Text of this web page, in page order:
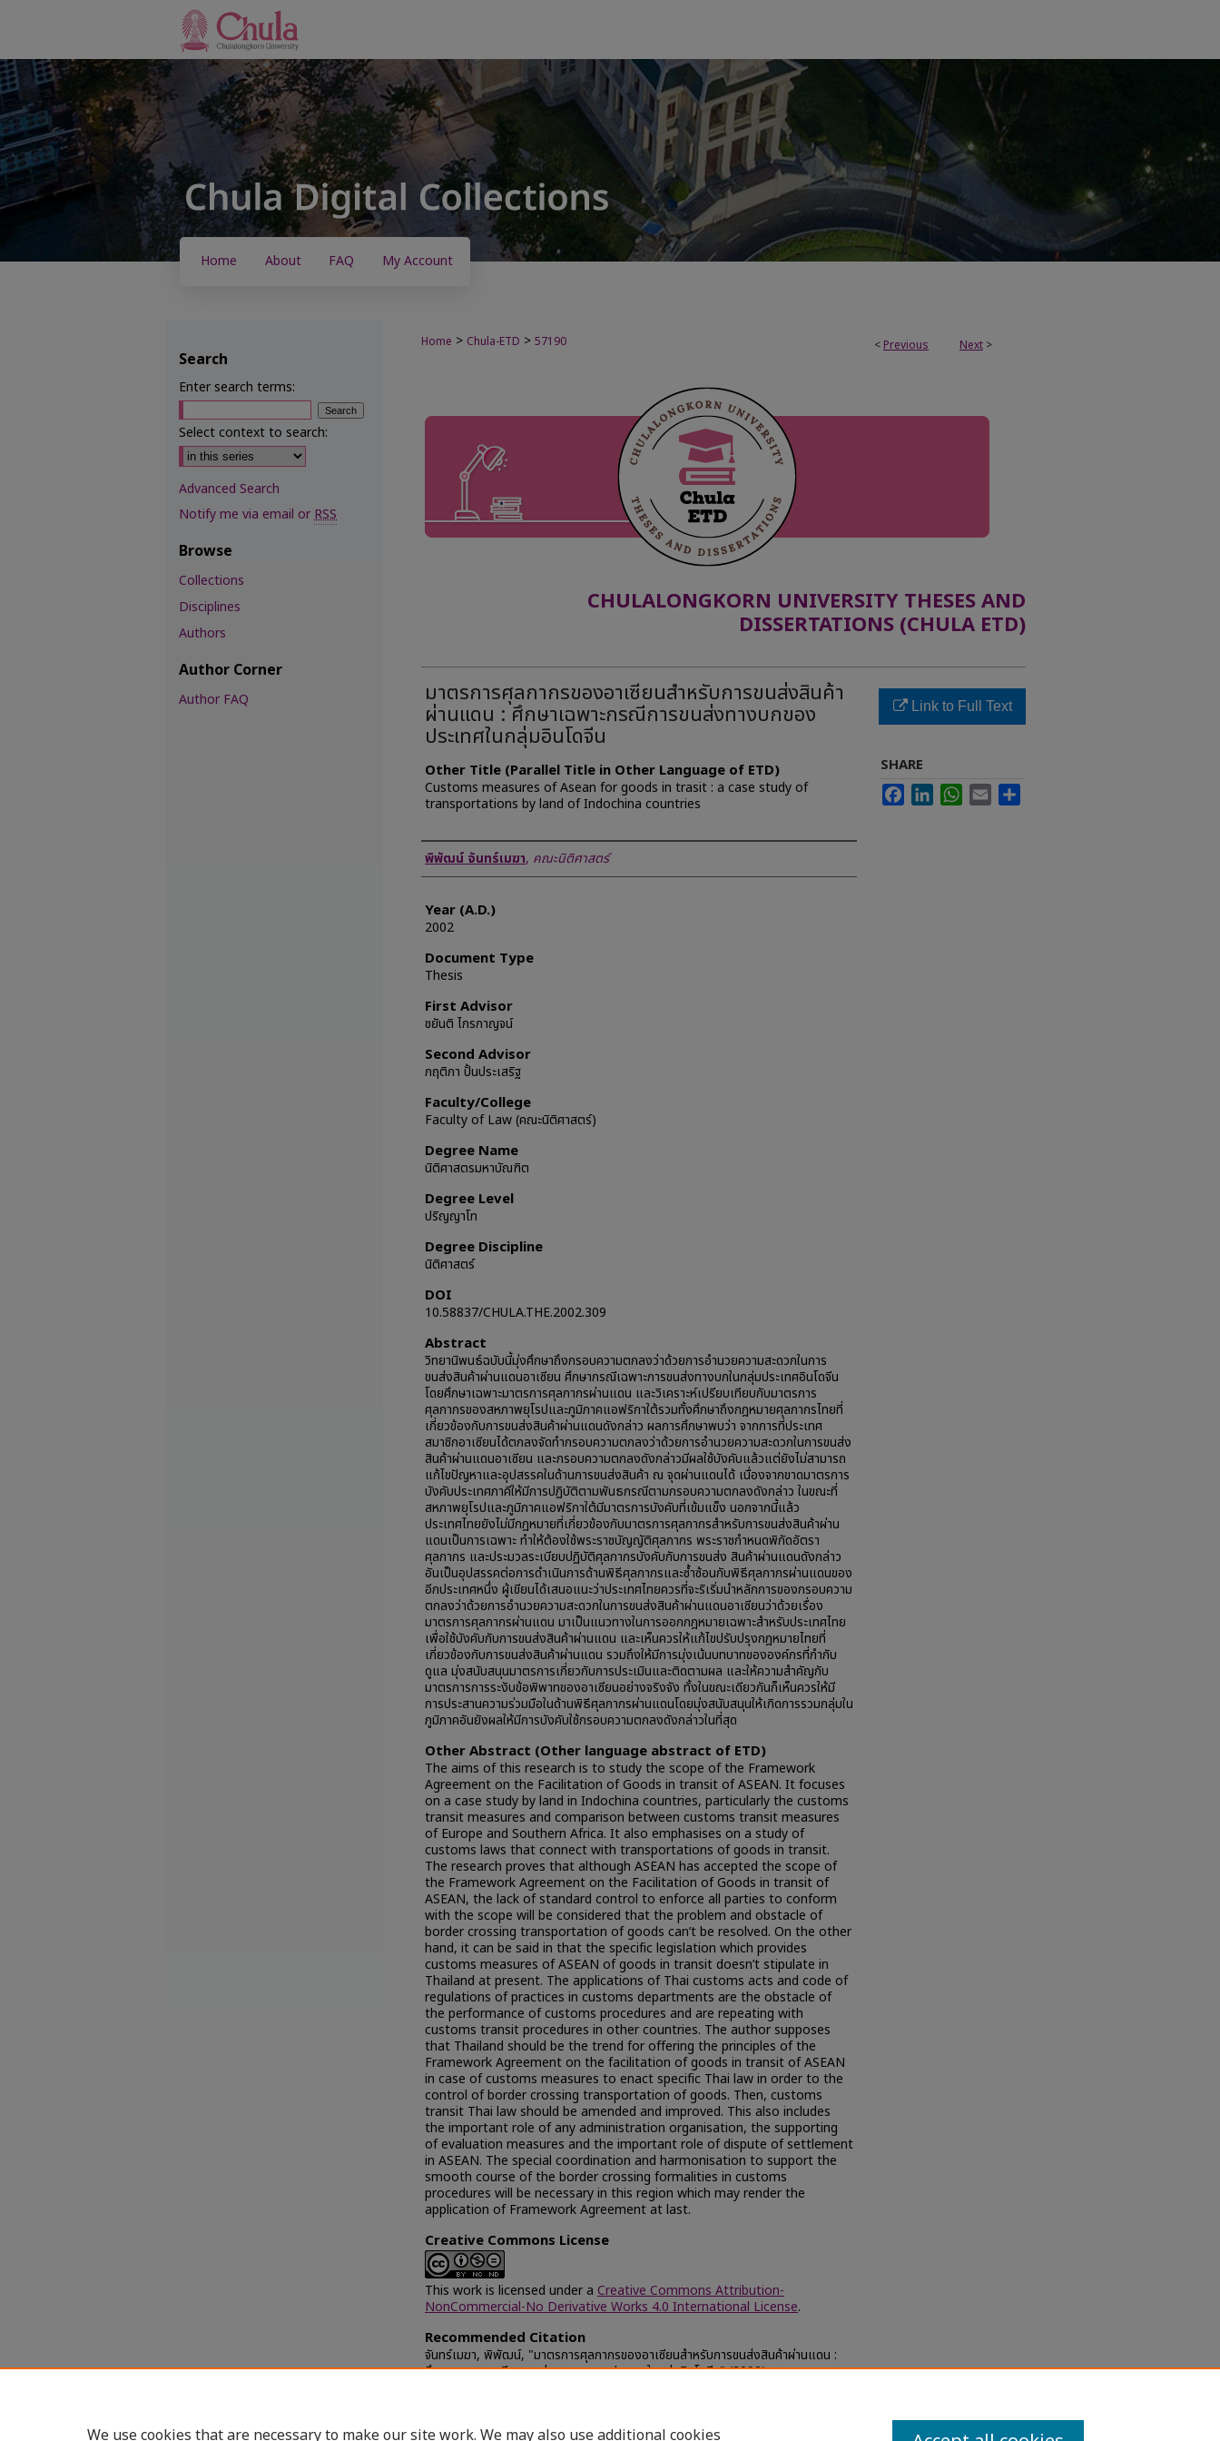
Home About FAQ My Account
< Previous Next >
Home > Chula-ETD > 57190
CHULALONGKORN UNIVERSITY THESES AND
DISSERTATIONS (CHULA ETD)
มาตรการศุลกากรของอาเซียนสำหรับการขนส่งสินค้า
ผ่านแดน : ศึกษาเฉพาะกรณีการขนส่งทางบกของ
ประเทศในกลุ่มอินโดจีน
Other Title (Parallel Title in Other Language of ETD)
Customs measures of Asean for goods in trasit : a case study of
transportations by land of Indochina countries
Author
พิพัฒน์ จันทร์เมฆา, คณะนิติศาสตร์
Year (A.D.)
2002
Document Type
Thesis
First Advisor
ชยันติ ไกรกาญจน์
Second Advisor
กฤติกา ปั้นประเสริฐ
Faculty/College
Faculty of Law (คณะนิติศาสตร์)
Degree Name
นิติศาสตรมหาบัณฑิต
Degree Level
ปริญญาโท
Degree Discipline
นิติศาสตร์
DOI
10.58837/CHULA.THE.2002.309
Abstract
วิทยานิพนธ์ฉบับนี้มุ่งศึกษาถึงกรอบความตกลงว่าด้วยการอำนวยความสะดวกในการ
ขนส่งสินค้าผ่านแดนอาเซียน ศึกษากรณีเฉพาะการขนส่งทางบกในกลุ่มประเทศอินโดจีน
โดยศึกษาเฉพาะมาตรการศุลกากรผ่านแดน และวิเคราะห์เปรียบเทียบกับมาตรการ
ศุลกากรของสหภาพยุโรปและภูมิภาคแอฟริกาใต้รวมทั้งศึกษาถึงกฎหมายศุลกากรไทยที่
เกี่ยวข้องกับการขนส่งสินค้าผ่านแดนดังกล่าว ผลการศึกษาพบว่า จากการที่ประเทศ
สมาชิกอาเซียนได้ตกลงจัดทำกรอบความตกลงว่าด้วยการอำนวยความสะดวกในการขนส่ง
สินค้าผ่านแดนอาเซียน และกรอบความตกลงดังกล่าวมีผลใช้บังคับแล้วแต่ยังไม่สามารถ
แก้ไขปัญหาและอุปสรรคในด้านการขนส่งสินค้า ณ จุดผ่านแดนได้ เนื่องจากขาดมาตรการ
บังคับประเทศภาคีให้มีการปฏิบัติตามพันธกรณีตามกรอบความตกลงดังกล่าว ในขณะที่
สหภาพยุโรปและภูมิภาคแอฟริกาใต้มีมาตรการบังคับที่เข้มแข็ง นอกจากนี้แล้ว
ประเทศไทยยังไม่มีกฎหมายที่เกี่ยวข้องกับมาตรการศุลกากรสำหรับการขนส่งสินค้าผ่าน
แดนเป็นการเฉพาะ ทำให้ต้องใช้พระราชบัญญัติศุลกากร พระราชกำหนดพิกัดอัตรา
ศุลกากร และประมวลระเบียบปฏิบัติศุลกากรบังคับกับการขนส่ง สินค้าผ่านแดนดังกล่าว
อันเป็นอุปสรรคต่อการดำเนินการด้านพิธีศุลกากรและซ้ำซ้อนกับพิธีศุลกากรผ่านแดนของ
อีกประเทศหนึ่ง ผู้เขียนได้เสนอแนะว่าประเทศไทยควรที่จะริเริ่มนำหลักการของกรอบความ
ตกลงว่าด้วยการอำนวยความสะดวกในการขนส่งสินค้าผ่านแดนอาเซียนว่าด้วยเรื่อง
มาตรการศุลกากรผ่านแดน มาเป็นแนวทางในการออกกฎหมายเฉพาะสำหรับประเทศไทย
เพื่อใช้บังคับกับการขนส่งสินค้าผ่านแดน และเห็นควรให้แก้ไขปรับปรุงกฎหมายไทยที่
เกี่ยวข้องกับการขนส่งสินค้าผ่านแดน รวมถึงให้มีการมุ่งเน้นบทบาทขององค์กรที่กำกับ
ดูแล มุ่งสนับสนุนมาตรการเกี่ยวกับการประเมินและติดตามผล และให้ความสำคัญกับ
มาตรการการระงับข้อพิพาทของอาเซียนอย่างจริงจัง ทั้งในขณะเดียวกันก็เห็นควรให้มี
การประสานความร่วมมือในด้านพิธีศุลกากรผ่านแดนโดยมุ่งสนับสนุนให้เกิดการรวมกลุ่มใน
ภูมิภาคอันยังผลให้มีการบังคับใช้กรอบความตกลงดังกล่าวในที่สุด
Other Abstract (Other language abstract of ETD)
The aims of this research is to study the scope of the Framework
Agreement on the Facilitation of Goods in transit of ASEAN. It focuses
on a case study by land in Indochina countries, particularly the customs
transit measures and comparison between customs transit measures
of Europe and Southern Africa. It also emphasises on a study of
customs laws that connect with transportations of goods in transit.
The research proves that although ASEAN has accepted the scope of
the Framework Agreement on the Facilitation of Goods in transit of
ASEAN, the lack of standard control to enforce all parties to conform
with the scope will be considered that the problem and obstacle of
border crossing transportation of goods can’t be resolved. On the other
hand, it can be said in that the specific legislation which provides
customs measures of ASEAN of goods in transit doesn’t stipulate in
Thailand at present. The applications of Thai customs acts and code of
regulations of practices in customs departments are the obstacle of
the performance of customs procedures and are repeating with
customs transit procedures in other countries. The author supposes
that Thailand should be the trend for offering the principles of the
Framework Agreement on the facilitation of goods in transit of ASEAN
in case of customs measures to enact specific Thai law in order to the
control of border crossing transportation of goods. Then, customs
transit Thai law should be amended and improved. This also includes
the important role of any administration organisation, the supporting
of evaluation measures and the important role of dispute of settlement
in ASEAN. The special coordination and harmonisation to support the
smooth course of the border crossing formalities in customs
procedures will be necessary in this region which may render the
application of Framework Agreement at last.
Creative Commons License
This work is licensed under a Creative Commons Attribution-
NonCommercial-No Derivative Works 4.0 International License.
Recommended Citation
จันทร์เมฆา, พิพัฒน์, "มาตรการศุลกากรของอาเซียนสำหรับการขนส่งสินค้าผ่านแดน :
ศึกษาเฉพาะกรณีการขนส่งทางบกของประเทศในกลุ่มอินโดจีน" (2002).
Link to Full Text
SHARE
FacebookLinkedInWhatsApp
Email
Search
Enter search terms:
Select context to search:
Advanced Search
Notify me via email orRSS
Browse
Collections
Disciplines
Authors
Author Corner
Author FAQ
We use cookies that are necessary to make our site work. We may also use additional cookies